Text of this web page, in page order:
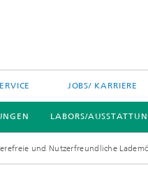
JOBS/ KARRIERE
LABORS/
und Nutzerfreundliche